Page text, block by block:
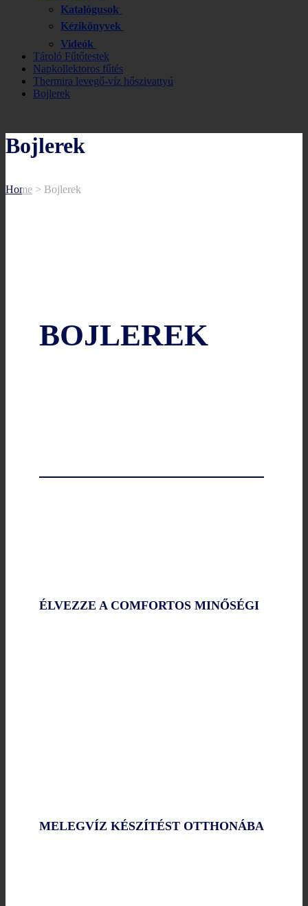
Katalógusok
Kézikönyvek
Videók
Tároló Fűtőtestek
Napkollektoros fűtés
Thermira levegő-víz hőszivattyú
Bojlerek
Bojlerek
Home > Bojlerek
BOJLEREK
ÉLVEZZE A COMFORTOS MINŐSÉGI
MELEGVÍZ KÉSZÍTÉST OTTHONÁBA